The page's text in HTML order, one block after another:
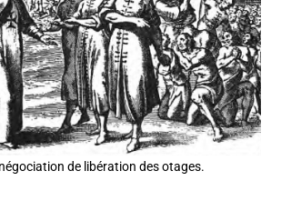
de libération des otages.